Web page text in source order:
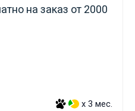
на заказ от 2000
x 3 мес.